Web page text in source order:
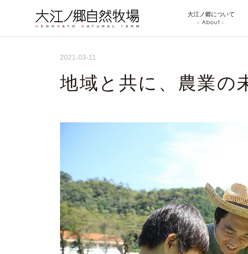
大江ノ郷について
- About -
2021-03-11
地域と共に、農業の